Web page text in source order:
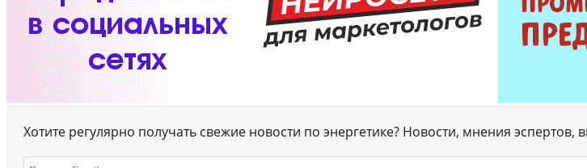
Хотите регулярно получать свежие новости по энергетике? Новости, мнения